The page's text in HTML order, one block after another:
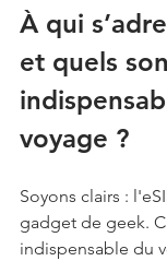
À qui
et quels
voyage ?
Soyons clairs :
gadget de geek.
indispensable du